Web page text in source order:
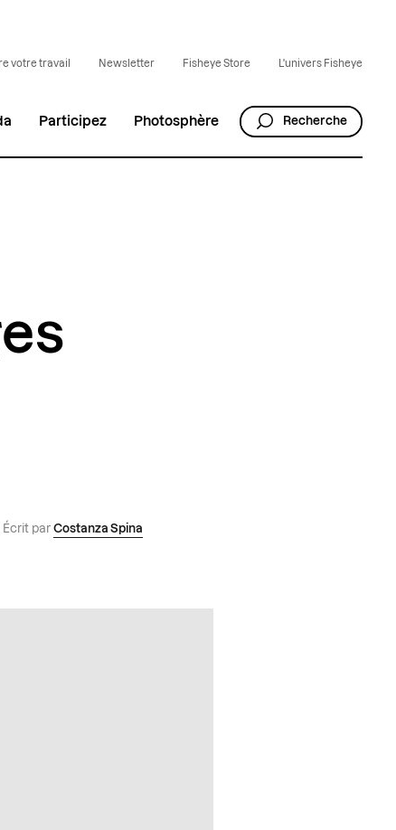
votre travail Newsletter Fisheye Store L'univers Fisheye
Participez Photosphère Recherche
Écrit par Costanza Spina